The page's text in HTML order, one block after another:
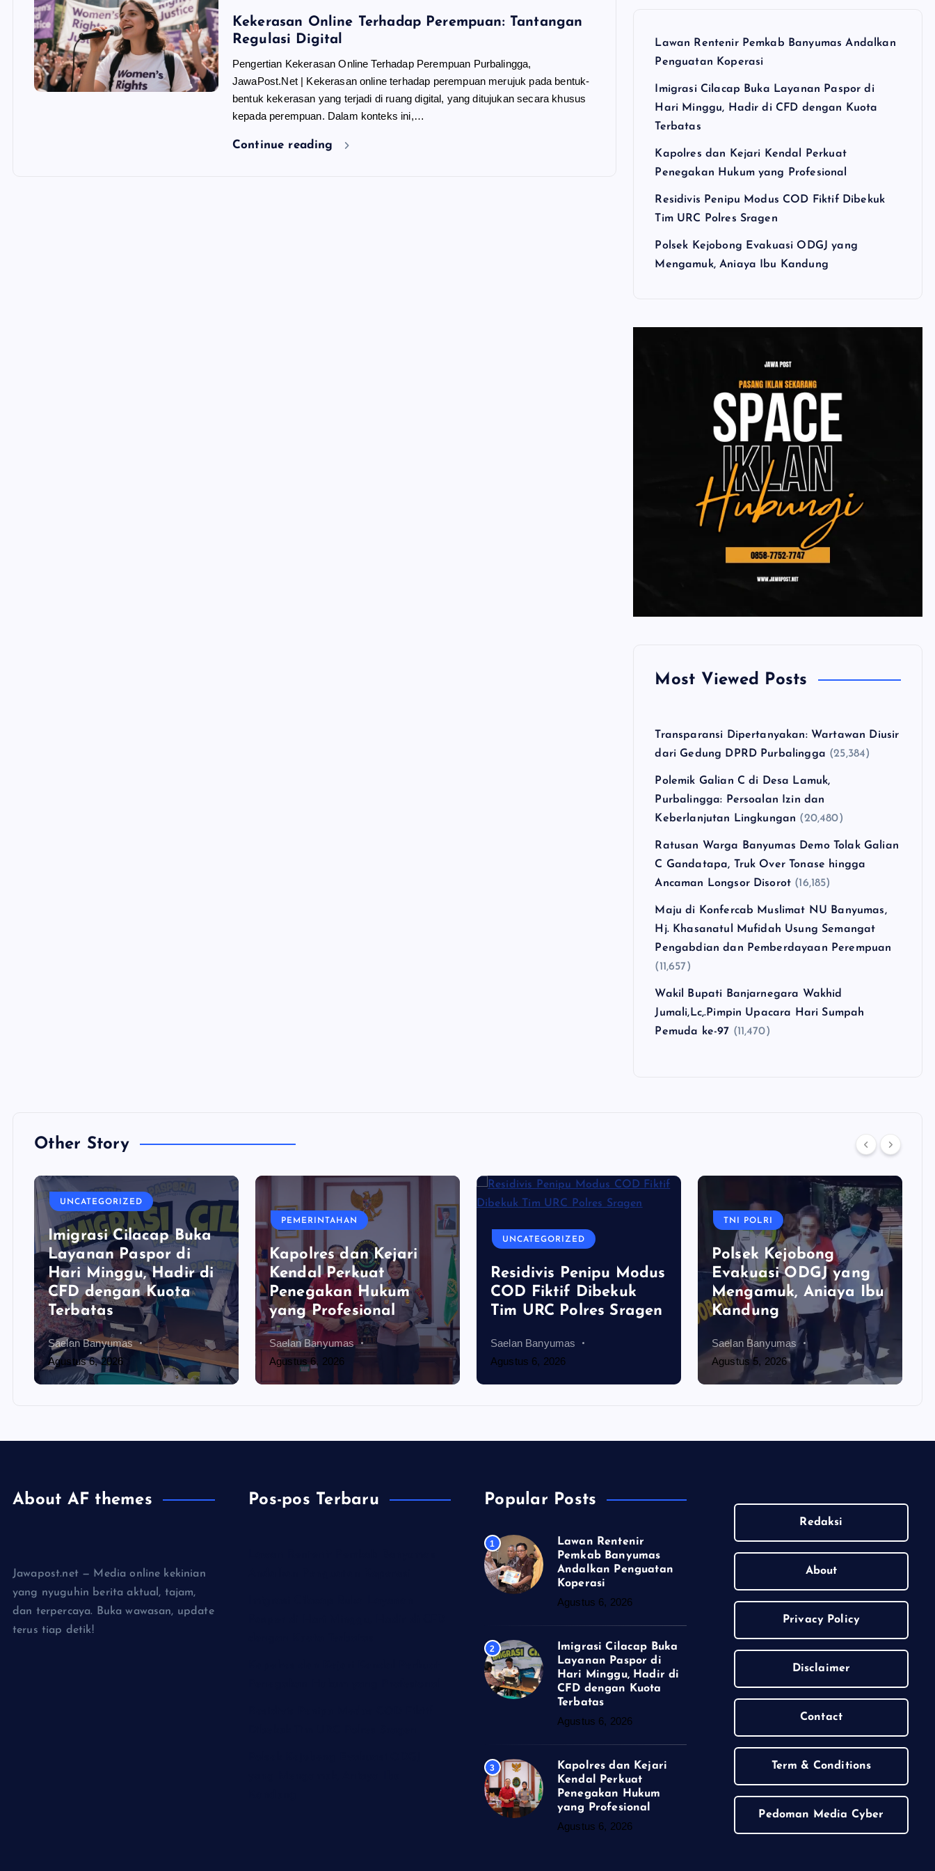
Kekerasan Online Terhadap Perempuan: Tantangan
Regulasi Digital
Pengertian Kekerasan Online Terhadap Perempuan Purbalingga,
JawaPost.Net | Kekerasan online terhadap perempuan merujuk pada bentuk-
bentuk kekerasan yang terjadi di ruang digital, yang ditujukan secara khusus
kepada perempuan. Dalam konteks ini,…
Continue reading
Lawan Rentenir Pemkab Banyumas Andalkan
Penguatan Koperasi
Imigrasi Cilacap Buka Layanan Paspor di
Hari Minggu, Hadir di CFD dengan Kuota
Terbatas
Kapolres dan Kejari Kendal Perkuat
Penegakan Hukum yang Profesional
Residivis Penipu Modus COD Fiktif Dibekuk
Tim URC Polres Sragen
Polsek Kejobong Evakuasi ODGJ yang
Mengamuk, Aniaya Ibu Kandung
Most Viewed Posts
Transparansi Dipertanyakan: Wartawan Diusir
dari Gedung DPRD Purbalingga (25,384)
Polemik Galian C di Desa Lamuk,
Purbalingga: Persoalan Izin dan
Keberlanjutan Lingkungan (20,480)
Ratusan Warga Banyumas Demo Tolak Galian
C Gandatapa, Truk Over Tonase hingga
Ancaman Longsor Disorot (16,185)
Maju di Konfercab Muslimat NU Banyumas,
Hj. Khasanatul Mufidah Usung Semangat
Pengabdian dan Pemberdayaan Perempuan
(11,657)
Wakil Bupati Banjarnegara Wakhid
Jumali,Lc,.Pimpin Upacara Hari Sumpah
Pemuda ke-97 (11,470)
Other Story
UNCATEGORIZED
Imigrasi Cilacap Buka
Layanan Paspor di
Hari Minggu, Hadir di
CFD dengan Kuota
Terbatas
Saelan Banyumas
Agustus 6, 2026
PEMERINTAHAN
Kapolres dan Kejari
Kendal Perkuat
Penegakan Hukum
yang Profesional
Saelan Banyumas
Agustus 6, 2026
UNCATEGORIZED
Residivis Penipu Modus
COD Fiktif Dibekuk
Tim URC Polres Sragen
Saelan Banyumas
Agustus 6, 2026
TNI POLRI
Polsek Kejobong
Evakuasi ODGJ yang
Mengamuk, Aniaya Ibu
Kandung
Saelan Banyumas
Agustus 5, 2026
About AF themes
Jawapost.net — Media online kekinian
yang nyuguhin berita aktual, tajam,
dan terpercaya. Buka wawasan, update
terus tiap detik!
Pos-pos Terbaru Popular Posts
1
Lawan Rentenir
Pemkab Banyumas
Andalkan Penguatan
Koperasi
Agustus 6, 2026
2
Imigrasi Cilacap Buka
Layanan Paspor di
Hari Minggu, Hadir di
CFD dengan Kuota
Terbatas
Agustus 6, 2026
3
Kapolres dan Kejari
Kendal Perkuat
Penegakan Hukum
yang Profesional
Agustus 6, 2026
Redaksi
About
Privacy Policy
Disclaimer
Contact
Term & Conditions
Pedoman Media Cyber